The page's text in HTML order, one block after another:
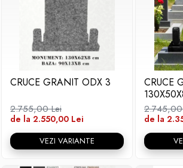
CRUCE GRANIT ODX 3
2.755,00 Lei
de la 2.550,00 Lei
VEZI VARIANTE
CRUCE
2.745,00
de la